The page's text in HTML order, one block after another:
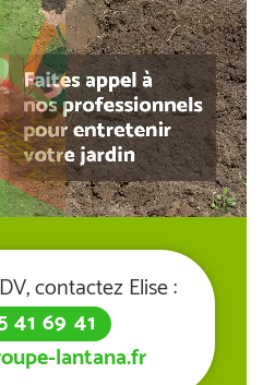
contactez Elise :
41 69 41
lantana.fr